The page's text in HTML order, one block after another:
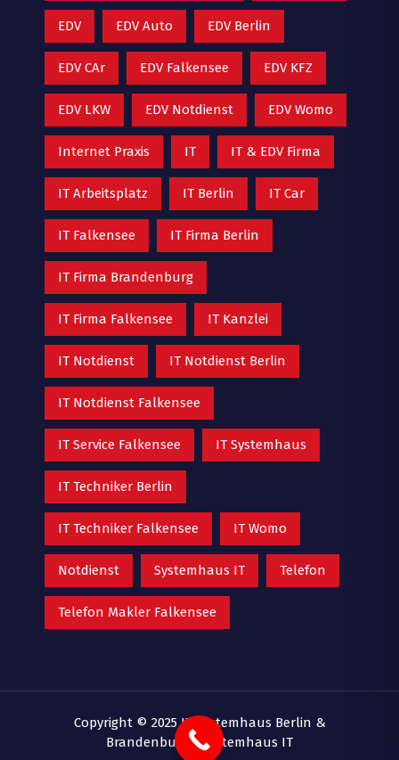
EDV EDV Auto EDV Berlin
EDV CAr EDV Falkensee EDV KFZ
EDV LKW EDV Notdienst EDV Womo
Internet Praxis IT IT & EDV Firma
IT Arbeitsplatz IT Berlin IT Car
IT Falkensee IT Firma Berlin
IT Firma Brandenburg
IT Firma Falkensee IT Kanzlei
IT Notdienst IT Notdienst Berlin
IT Notdienst Falkensee
IT Service Falkensee IT Systemhaus
IT Techniker Berlin
IT Techniker Falkensee IT Womo
Notdienst Systemhaus IT Telefon
Telefon Makler Falkensee
Copyright © 2025 IT-Systemhaus Berlin &
Brandenburg |Systemhaus IT